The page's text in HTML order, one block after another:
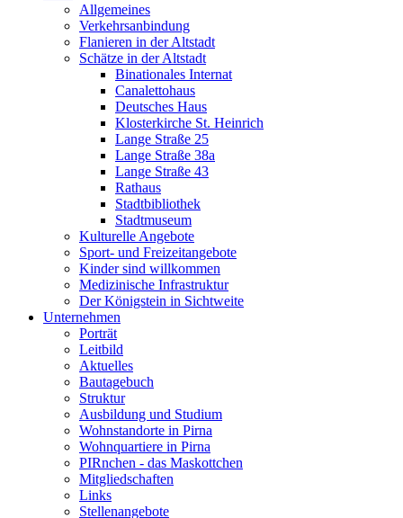
Allgemeines
Verkehrsanbindung
Flanieren in der Altstadt
Schätze in der Altstadt
Binationales Internat
Canalettohaus
Deutsches Haus
Klosterkirche St. Heinrich
Lange Straße 25
Lange Straße 38a
Lange Straße 43
Rathaus
Stadtbibliothek
Stadtmuseum
Kulturelle Angebote
Sport- und Freizeitangebote
Kinder sind willkommen
Medizinische Infrastruktur
Der Königstein in Sichtweite
Unternehmen
Porträt
Leitbild
Aktuelles
Bautagebuch
Struktur
Ausbildung und Studium
Wohnstandorte in Pirna
Wohnquartiere in Pirna
PIRnchen - das Maskottchen
Mitgliedschaften
Links
Stellenangebote